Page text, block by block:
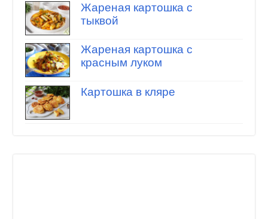
Жареная картошка с
тыквой
Жареная картошка с
красным луком
Картошка в кляре